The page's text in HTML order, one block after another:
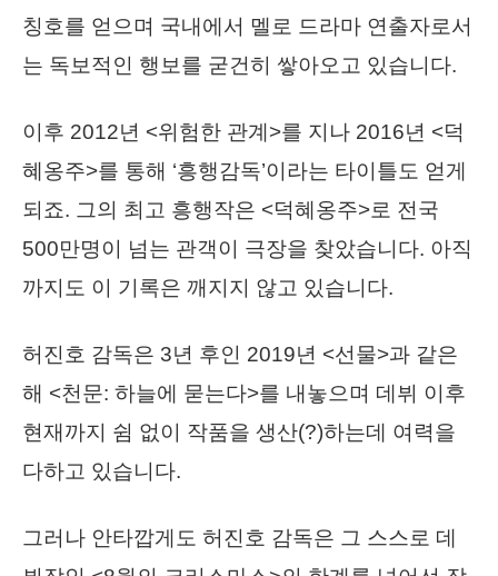
칭호를 얻으며 국내에서 멜로 드라마 연출자로서
는 독보적인 행보를 굳건히 쌓아오고 있습니다.
이후 2012년 <위험한 관계>를 지나 2016년 <덕
혜옹주>를 통해 ‘흥행감독’이라는 타이틀도 얻게
되죠. 그의 최고 흥행작은 <덕혜옹주>로 전국
500만명이 넘는 관객이 극장을 찾았습니다. 아직
까지도 이 기록은 깨지지 않고 있습니다.
허진호 감독은 3년 후인 2019년 <선물>과 같은
해 <천문: 하늘에 묻는다>를 내놓으며 데뷔 이후
현재까지 쉼 없이 작품을 생산(?)하는데 여력을
다하고 있습니다.
그러나 안타깝게도 허진호 감독은 그 스스로 데